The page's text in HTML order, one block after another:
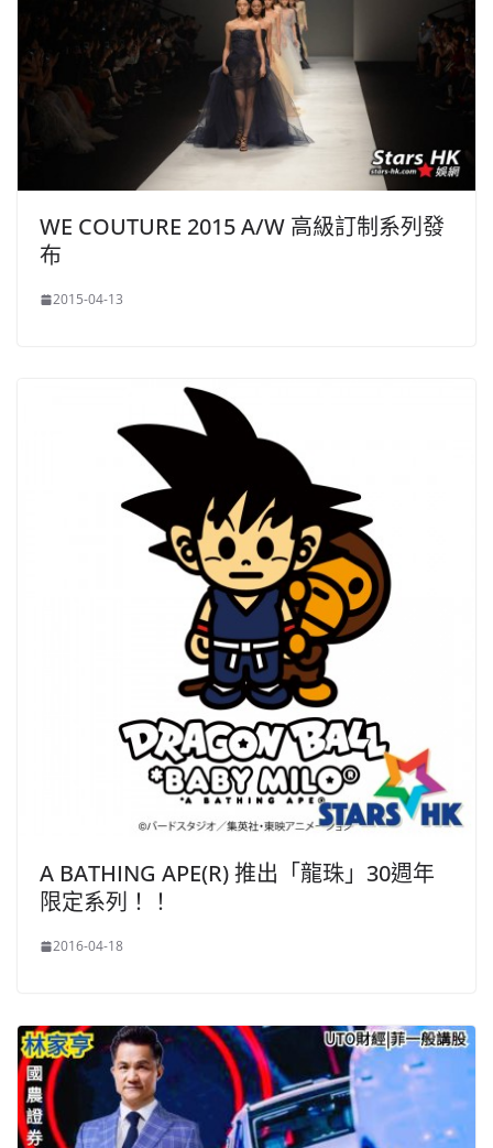
WE COUTURE 2015 A/W 高級訂制系列發
布
2015-04-13
A BATHING APE(R) 推出「龍珠」30週年
限定系列！！
2016-04-18